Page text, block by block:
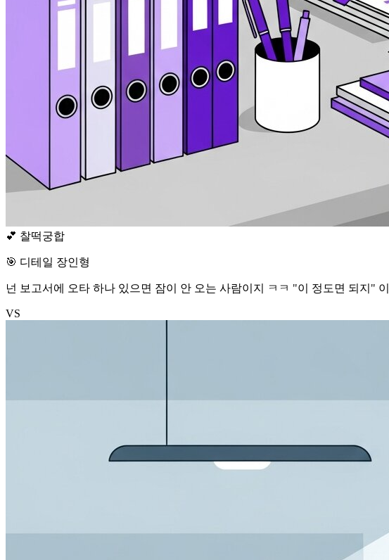
💕 찰떡궁합
🎯 디테일 장인형
넌 보고서에 오타 하나 있으면 잠이 안 오는 사람이지 ㅋㅋ "이 정도면 되지"
VS